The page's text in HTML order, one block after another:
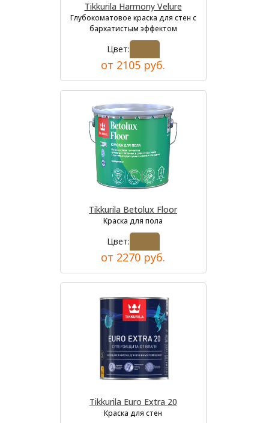
Tikkurila Harmony Velure
Глубокоматовое краска для стен с
бархатистым эффектом
Цвет:
от 2105 руб.
Tikkurila Betolux Floor
Краска для пола
Цвет:
от 2270 руб.
Tikkurila Euro Extra 20
Краска для стен